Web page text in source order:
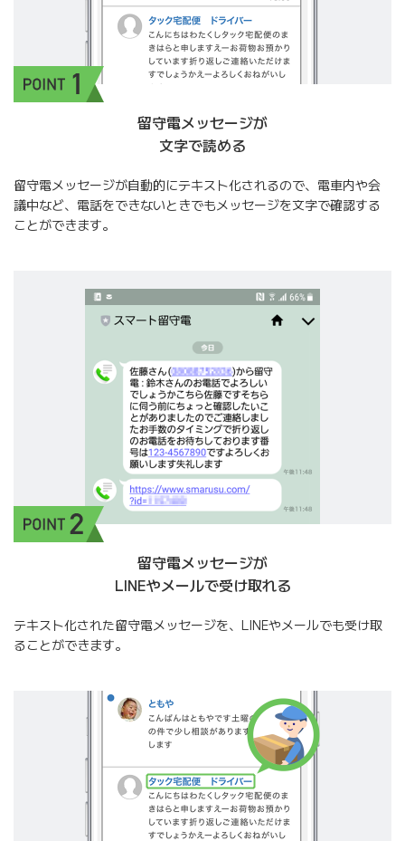
留守電メッセージが
文字で読める
留守電メッセージが自動的にテキスト化されるので、電車内や会
議中など、電話をできないときでもメッセージを文字で確認する
ことができます。
留守電メッセージが
LINEやメールで受け取れる
テキスト化された留守電メッセージを、LINEやメールでも受け取
ることができます。